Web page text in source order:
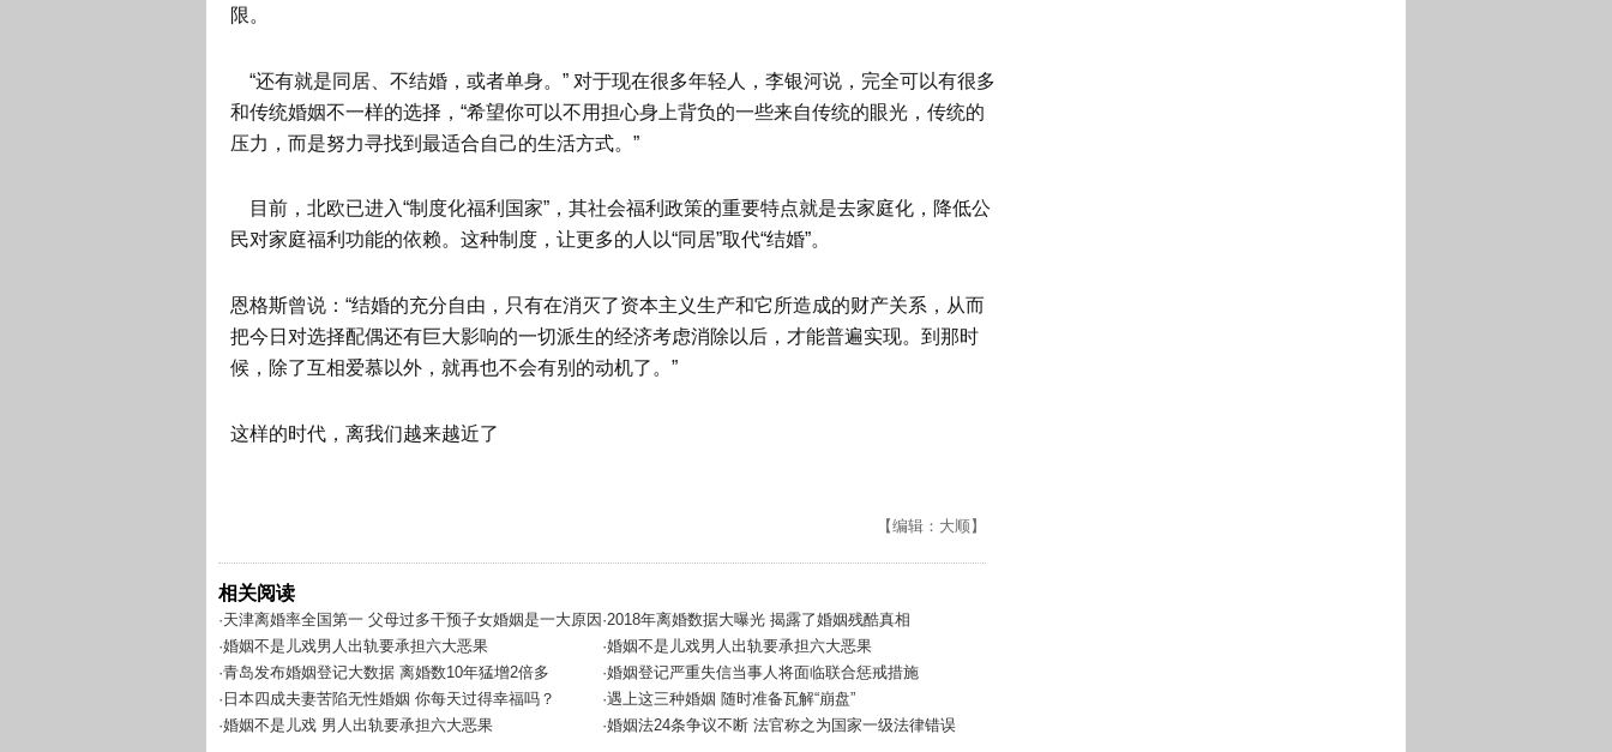
限。
“还有就是同居、不结婚，或者单身。” 对于现在很多年轻人，李银河说，完全可以有很多
和传统婚姻不一样的选择，“希望你可以不用担心身上背负的一些来自传统的眼光，传统的
压力，而是努力寻找到最适合自己的生活方式。”
目前，北欧已进入“制度化福利国家”，其社会福利政策的重要特点就是去家庭化，降低公
民对家庭福利功能的依赖。这种制度，让更多的人以“同居”取代“结婚”。
恩格斯曾说：“结婚的充分自由，只有在消灭了资本主义生产和它所造成的财产关系，从而
把今日对选择配偶还有巨大影响的一切派生的经济考虑消除以后，才能普遍实现。到那时
候，除了互相爱慕以外，就再也不会有别的动机了。”
这样的时代，离我们越来越近了
【编辑：大顺】
相关阅读
·天津离婚率全国第一 父母过多干预子女婚姻是一大原因 ·2018年离婚数据大曝光 揭露了婚姻残酷真相
·婚姻不是儿戏男人出轨要承担六大恶果
·婚姻不是儿戏男人出轨要承担六大恶果
·青岛发布婚姻登记大数据 离婚数10年猛增2倍多
·婚姻登记严重失信当事人将面临联合惩戒措施
·日本四成夫妻苦陷无性婚姻 你每天过得幸福吗？
·遇上这三种婚姻 随时准备瓦解“崩盘”
·婚姻不是儿戏 男人出轨要承担六大恶果
·婚姻法24条争议不断 法官称之为国家一级法律错误